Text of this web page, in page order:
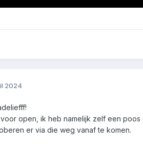
2024
open, ik heb namelijk zelf een
er via die weg vanaf te komen.